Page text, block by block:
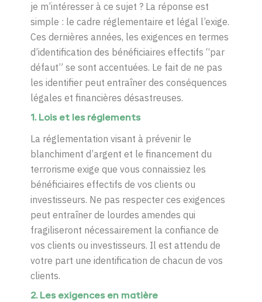
je m’intéresser à ce sujet ? La réponse est
simple : le cadre réglementaire et légal l’exige.
Ces dernières années, les exigences en termes
d’identification des bénéficiaires effectifs “par
défaut” se sont accentuées. Le fait de ne pas
les identifier peut entraîner des conséquences
légales et financières désastreuses.
1. Lois et les réglements
La réglementation visant à prévenir le
blanchiment d’argent et le financement du
terrorisme exige que vous connaissiez les
bénéficiaires effectifs de vos clients ou
investisseurs. Ne pas respecter ces exigences
peut entraîner de lourdes amendes qui
fragiliseront nécessairement la confiance de
vos clients ou investisseurs. Il est attendu de
votre part une identification de chacun de vos
clients.
2. Les exigences en matière